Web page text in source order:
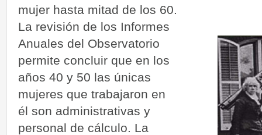
mujer hasta mitad de los 60.
La revisión de los Informes
Anuales del Observatorio
permite concluir que en los
años 40 y 50 las únicas
mujeres que trabajaron en
él son administrativas y
personal de cálculo. La